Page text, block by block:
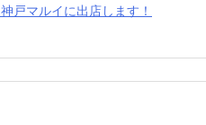
神戸マルイに出店します！